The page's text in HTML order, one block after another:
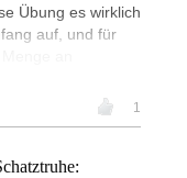
Übung es wirklich
auf, und für
1